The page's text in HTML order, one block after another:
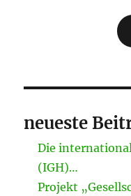
neueste
Die
(IGH)…
Projekt